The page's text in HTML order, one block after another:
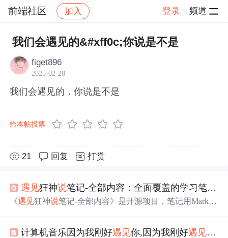
前端社区 加入 登录 频道
社区 前端社区 感慨 帖子详情
我们会遇见的&#xff0c;你说是不是
figet896
2025-02-28
我们会遇见的，你说是不是
给本帖投票
21 回复 打赏
遇见狂神说笔记-全部内容：全面覆盖的学习笔记资源
《遇见狂神说笔记-全部内容》是开源项目，笔记用Markdo
内容全面、知识有深度、易读、开源共享等特点，能提升
计算机音乐因为我刚好遇见你,因为我刚好遇见你歌